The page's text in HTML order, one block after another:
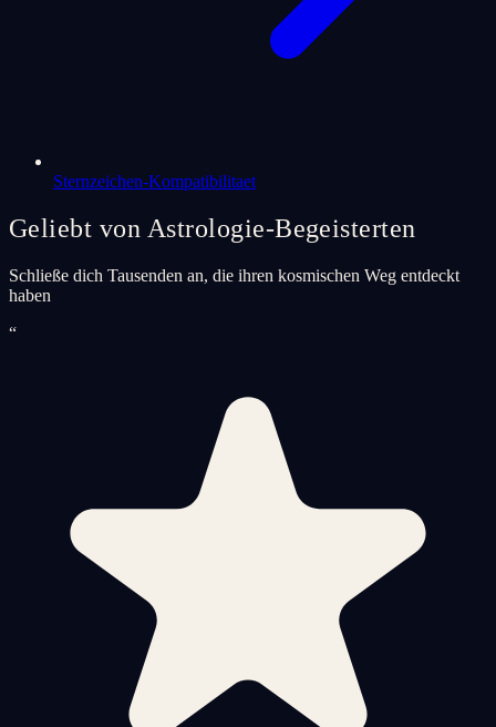
Sternzeichen-Kompatibilitaet
Geliebt von Astrologie-Begeisterten
Schließe dich Tausenden an, die ihren kosmischen Weg entdeckt
haben
“